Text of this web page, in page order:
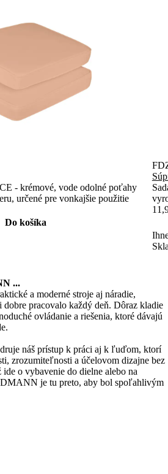
- krémové, vode odolné poťahy
určené pre vonkajšie použitie
Do košíka
...
a moderné stroje aj náradie,
dobre pracovalo každý deň. Dôraz kladie
ovládanie a riešenia, ktoré dávajú
náš prístup k práci aj k ľuďom, ktorí
zrozumiteľnosti a účelovom dizajne bez
o vybavenie do dielne alebo na
je tu preto, aby bol spoľahlivým